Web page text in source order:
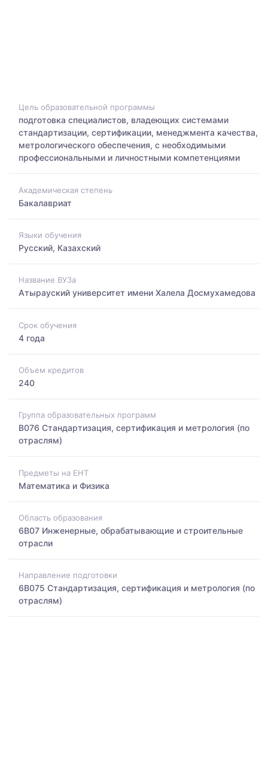
Цель образовательной программы
подготовка специалистов, владеющих системами
стандартизации, сертификации, менеджмента качества,
метрологического обеспечения, с необходимыми
профессиональными и личностными компетенциями
Академическая степень
Бакалавриат
Языки обучения
Русский, Казахский
Название ВУЗа
Атырауский университет имени Халела Досмухамедова
Срок обучения
4 года
Объем кредитов
240
Группа образовательных программ
B076 Стандартизация, сертификация и метрология (по
отраслям)
Предметы на ЕНТ
Математика и Физика
Область образования
6B07 Инженерные, обрабатывающие и строительные
отрасли
Направление подготовки
6B075 Стандартизация, сертификация и метрология (по
отраслям)